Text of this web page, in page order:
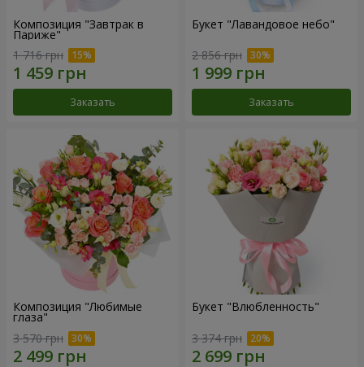
Композиция "Завтрак в
Париже"
1 716 грн
Заказать
Букет "Лавандовое небо"
2 856 грн
Заказать
Композиция "Любимые
глаза"
3 570 грн
Букет "Влюбленность"
3 374 грн